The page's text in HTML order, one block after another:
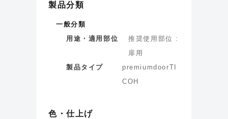
製品分類
一般分類
用途・適用部位
推奨使用部位 :
扉用
製品タイプ
premiumdoorTI
COH
色・仕上げ